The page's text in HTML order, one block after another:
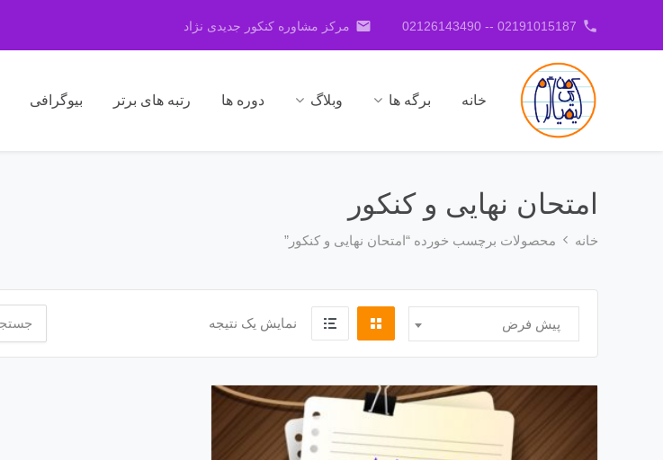
phone
02191015187 -- 02126143490
email مرکز مشاوره کنکور جدیدی نژاد
خانه برگه ها وبلاگ دوره ها رتبه های برتر بیوگرافی
امتحان نهایی و کنکور
خانه محصولات برچسب خورده “امتحان نهایی و کنکور”
پیش فرض نمایش یک نتیجه
برای: